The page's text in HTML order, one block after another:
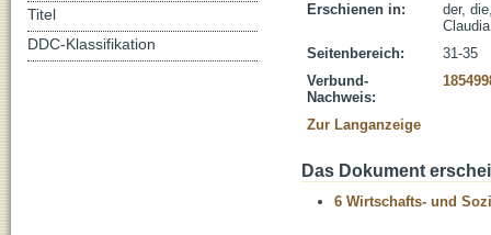
Erschienen in:
der,
Seitenbereich:
31-35
Verbund-
Nachweis:
Zur Langanzeige
Das Dokument
6 Wirtschafts- und
Titel
DDC-Klassifikation